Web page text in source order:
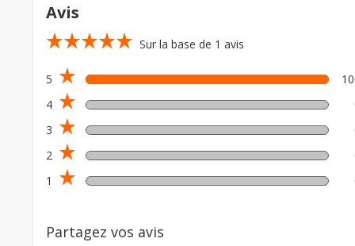
Avis
star_ratestar_ratestar_ratestar_ratestar_rate Sur la base de 1 avis
5 star_rate
4 star_rate
3 star_rate
2 star_rate
1
star_rate
Partagez vos avis